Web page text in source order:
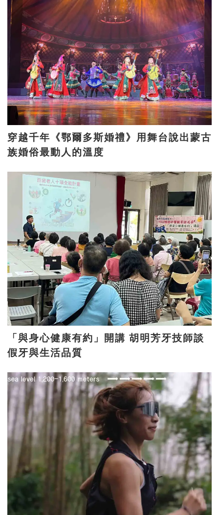
穿越千年《鄂爾多斯婚禮》用舞台說出蒙古
族婚俗最動人的溫度
「與身心健康有約」開講 胡明芳牙技師談
假牙與生活品質